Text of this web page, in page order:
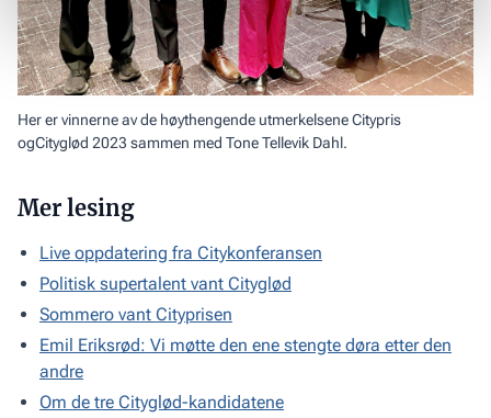
Her er vinnerne av de høythengende utmerkelsene Citypris
ogCityglød 2023 sammen med Tone Tellevik Dahl.
Mer lesing
Live oppdatering fra Citykonferansen
Politisk supertalent vant Cityglød
Sommero vant Cityprisen
Emil Eriksrød: Vi møtte den ene stengte døra etter den
andre
Om de tre Cityglød-kandidatene